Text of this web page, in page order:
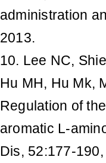
administration
2013.
10. Lee NC,
Hu MH, Hu Mk,
Regulation of
aromatic L-
Dis, 52:177-